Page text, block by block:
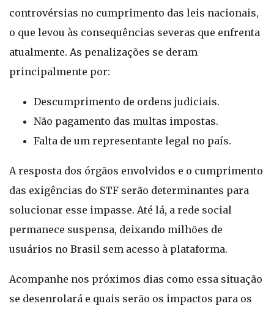
controvérsias no cumprimento das leis nacionais,
o que levou às consequências severas que enfrenta
atualmente. As penalizações se deram
principalmente por:
Descumprimento de ordens judiciais.
Não pagamento das multas impostas.
Falta de um representante legal no país.
A resposta dos órgãos envolvidos e o cumprimento
das exigências do STF serão determinantes para
solucionar esse impasse. Até lá, a rede social
permanece suspensa, deixando milhões de
usuários no Brasil sem acesso à plataforma.
Acompanhe nos próximos dias como essa situação
se desenrolará e quais serão os impactos para os